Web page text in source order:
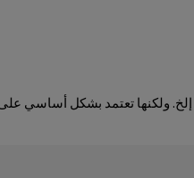
إلخ. ولكنها تعتمد بشكل أساسي